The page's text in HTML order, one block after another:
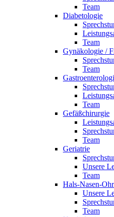
Team
Diabetologie
Team
Gynäkologie /
Team
Team
Gefäßchirurgie
Team
Geriatrie
Unsere
Team
Hals-Nasen-
Unsere
Team